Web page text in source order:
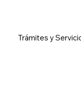
Trámites y